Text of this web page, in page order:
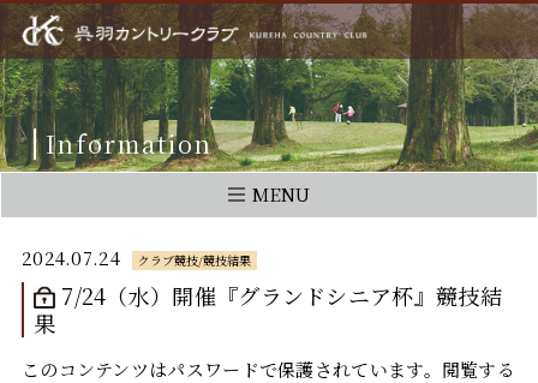
Information
MENU
2024.07.24 クラブ競技/競技結果
7/24（水）開催『グランドシニア杯』競技結
果
このコンテンツはパスワードで保護されています。閲覧する